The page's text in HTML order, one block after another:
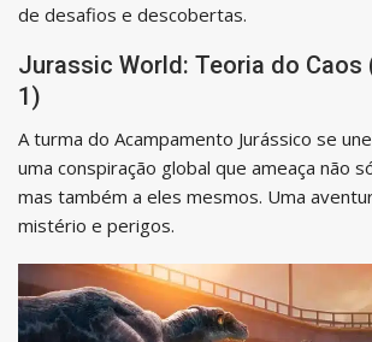
de desafios e descobertas.
Jurassic World: Teoria do Caos
1)
A turma do Acampamento Jurássico se
uma conspiração global que ameaça não
mas também a eles mesmos. Uma
mistério e perigos.